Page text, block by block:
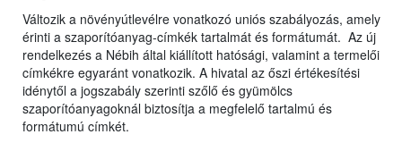
Változik a növényútlevélre vonatkozó uniós szabályozás, amely
érinti a szaporítóanyag-címkék tartalmát és formátumát. Az új
rendelkezés a Nébih által kiállított hatósági, valamint a termelői
címkékre egyaránt vonatkozik. A hivatal az őszi értékesítési
idénytől a jogszabály szerinti szőlő és gyümölcs
szaporítóanyagoknál biztosítja a megfelelő tartalmú és
formátumú címkét.